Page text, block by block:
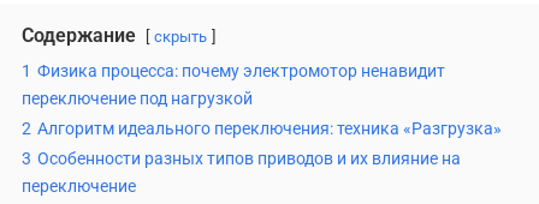
Содержание скрыть
1 Физика процесса: почему электромотор ненавидит
переключение под нагрузкой
2 Алгоритм идеального переключения: техника «Разгрузка»
3 Особенности разных типов приводов и их влияние на
переключение